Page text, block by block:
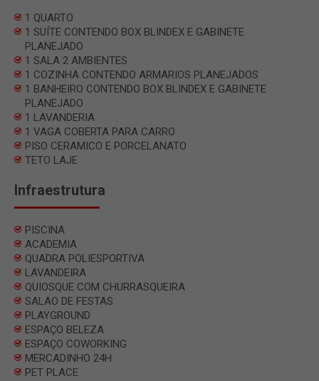
1 QUARTO
1 SUÍTE CONTENDO BOX BLINDEX E GABINETE
PLANEJADO
1 SALA 2 AMBIENTES
1 COZINHA CONTENDO ARMARIOS PLANEJADOS
1 BANHEIRO CONTENDO BOX BLINDEX E GABINETE
PLANEJADO
1 LAVANDERIA
1 VAGA COBERTA PARA CARRO
PISO CERAMICO E PORCELANATO
TETO LAJE
Infraestrutura
PISCINA
ACADEMIA
QUADRA POLIESPORTIVA
LAVANDEIRA
QUIOSQUE COM CHURRASQUEIRA
SALAO DE FESTAS
PLAYGROUND
ESPAÇO BELEZA
ESPAÇO COWORKING
MERCADINHO 24H
PET PLACE